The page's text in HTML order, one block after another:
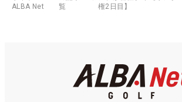
ALBA Net
覧
権2日目】